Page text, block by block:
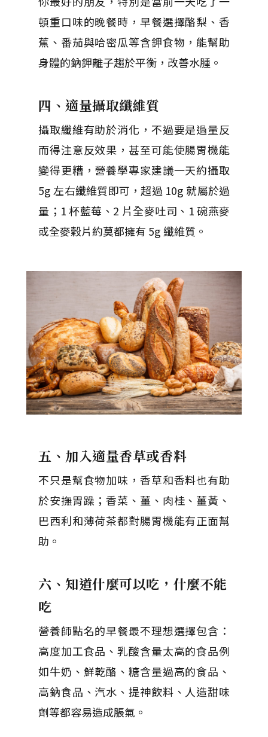
頓重口味的晚餐時，早餐選擇酪梨、香
蕉、番茄與哈密瓜等含鉀食物，能幫助
身體的鈉鉀離子趨於平衡，改善水腫。
四、適量攝取纖維質
攝取纖維有助於消化，不過要是過量反
而得注意反效果，甚至可能使腸胃機能
變得更糟，營養學專家建議一天約攝取
5g 左右纖維質即可，超過 10g 就屬於過
量；1 杯藍莓、2 片全麥吐司、1 碗燕麥
或全麥穀片約莫都擁有 5g 纖維質。
五、加入適量香草或香料
不只是幫食物加味，香草和香料也有助
於安撫胃躁；香菜、薑、肉桂、薑黃、
巴西利和薄荷茶都對腸胃機能有正面幫
助。
六、知道什麼可以吃，什麼不能
吃
營養師點名的早餐最不理想選擇包含：
高度加工食品、乳酸含量太高的食品例
如牛奶、鮮乾酪、糖含量過高的食品、
高鈉食品、汽水、提神飲料、人造甜味
劑等都容易造成脹氣。